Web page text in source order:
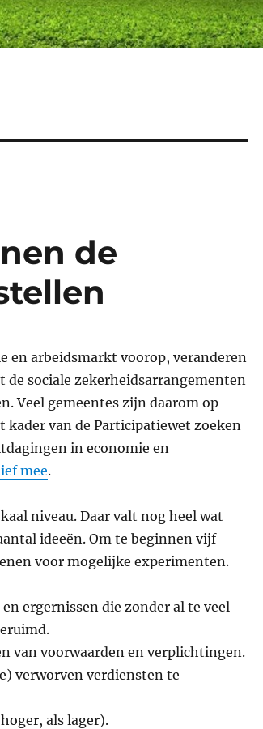
de
en arbeidsmarkt voorop, veranderen
de sociale zekerheidsarrangementen
Veel gemeentes zijn daarom op
kader van de Participatiewet zoeken
in economie en
mee.
niveau. Daar valt nog heel wat
ideeën. Om te beginnen vijf
voor mogelijke experimenten.
ergernissen die zonder al te veel
van voorwaarden en verplichtingen.
verworven verdiensten te
als lager).